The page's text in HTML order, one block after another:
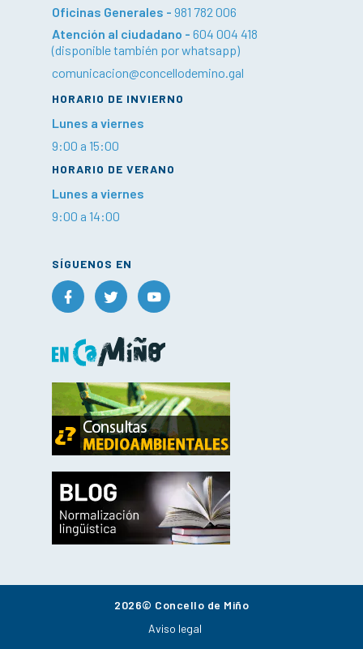
Oficinas Generales - 981 782 006
Atención al ciudadano - 604 004 418
(disponible también por whatsapp)
comunicacion@concellodemino.gal
HORARIO DE INVIERNO
Lunes a viernes
9:00 a 15:00
HORARIO DE VERANO
Lunes a viernes
9:00 a 14:00
SÍGUENOS EN
2026© Concello de Miño
Aviso legal